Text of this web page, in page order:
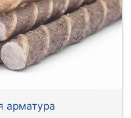
арматура